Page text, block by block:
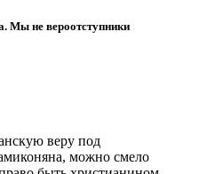
Мы не вероотступники
веру под
можно смело